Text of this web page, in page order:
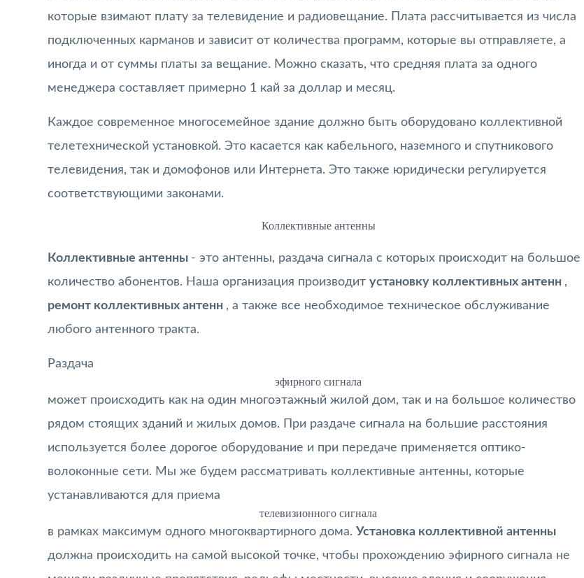
которые взимают плату за телевидение и радиовещание. Плата рассчитывается из числа
подключенных карманов и зависит от количества программ, которые вы отправляете, а
иногда и от суммы платы за вещание. Можно сказать, что средняя плата за одного
менеджера составляет примерно 1 кай за доллар и месяц.
Каждое современное многосемейное здание должно быть оборудовано коллективной
телетехнической установкой. Это касается как кабельного, наземного и спутникового
телевидения, так и домофонов или Интернета. Это также юридически регулируется
соответствующими законами.
Коллективные антенны
Коллективные антенны - это антенны, раздача сигнала с которых происходит на большое
количество абонентов. Наша организация производит установку коллективных антенн ,
ремонт коллективных антенн , а также все необходимое техническое обслуживание
любого антенного тракта.
Раздача
эфирного сигнала
может происходить как на один многоэтажный жилой дом, так и на большое количество
рядом стоящих зданий и жилых домов. При раздаче сигнала на большие расстояния
используется более дорогое оборудование и при передаче применяется оптико-
волоконные сети. Мы же будем рассматривать коллективные антенны, которые
устанавливаются для приема
телевизионного сигнала
в рамках максимум одного многоквартирного дома. Установка коллективной антенны
должна происходить на самой высокой точке, чтобы прохождению эфирного сигнала не